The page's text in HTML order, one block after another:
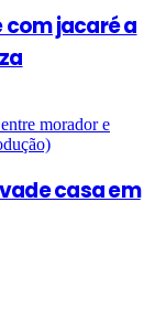
com jacaré a
casa em